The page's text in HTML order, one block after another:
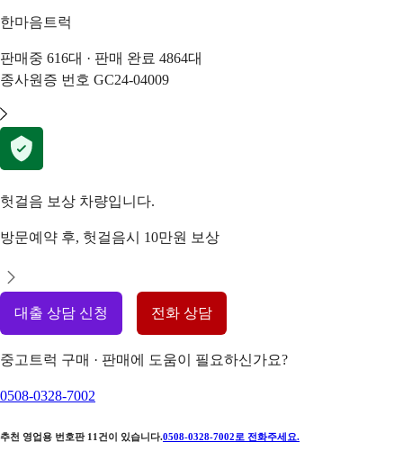
한마음트럭
판매중 616대 · 판매 완료 4864대
종사원증 번호 GC24-04009
헛걸음 보상 차량입니다.
방문예약 후, 헛걸음시 10만원 보상
대출 상담 신청 전화 상담
중고트럭 구매 · 판매에 도움이 필요하신가요?
0508-0328-7002
추천 영업용 번호판 11 건이 있습니다.0508-0328-7002 로 전화주세요.